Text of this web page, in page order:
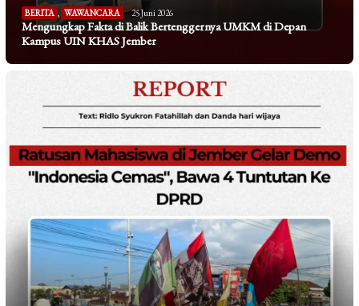
BERITA , WAWANCARA 25 Juni 2026
Mengungkap Fakta di Balik Bertenggernya UMKM di Depan
Kampus UIN KHAS Jember